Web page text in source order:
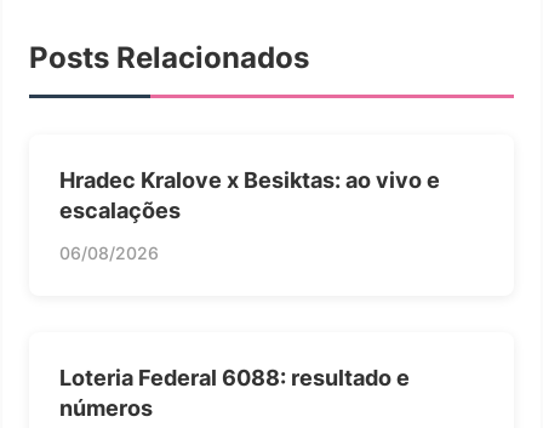
Posts Relacionados
Hradec Kralove x Besiktas: ao vivo e
escalações
06/08/2026
Loteria Federal 6088: resultado e
números